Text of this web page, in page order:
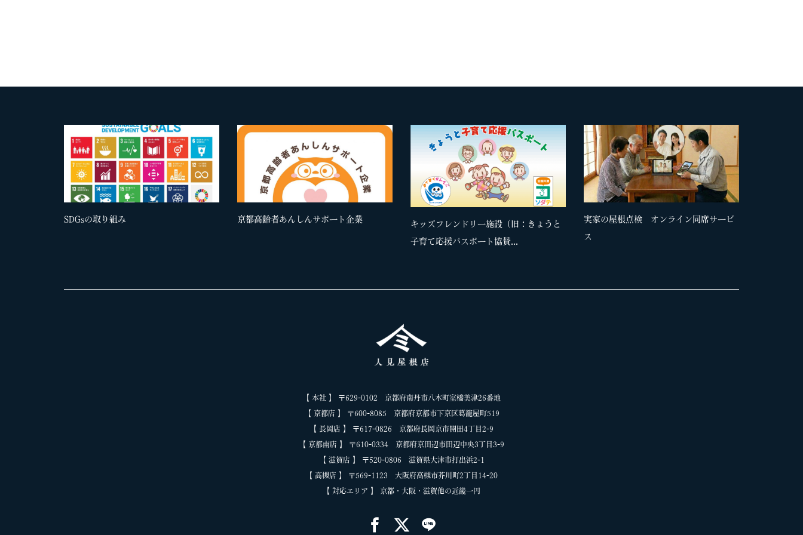
SDGsの取り組み 京都高齢者あんしんサポート企業
キッズフレンドリー施設（旧：きょうと
子育て応援パスポート協賛...
実家の屋根点検 オンライン同席サービ
ス
【 本社 】 〒629-0102 京都府南丹市八木町室橋美津26番地
【 京都店 】 〒600-8085 京都府京都市下京区葛籠屋町519
【 長岡店 】 〒617-0826 京都府長岡京市開田4丁目2-9
【 京都南店 】 〒610-0334 京都府京田辺市田辺中央3丁目3-9
【 滋賀店 】 〒520-0806 滋賀県大津市打出浜2-1
【 高槻店 】 〒569-1123 大阪府高槻市芥川町2丁目14-20
【 対応エリア 】 京都・大阪・滋賀他の近畿一円